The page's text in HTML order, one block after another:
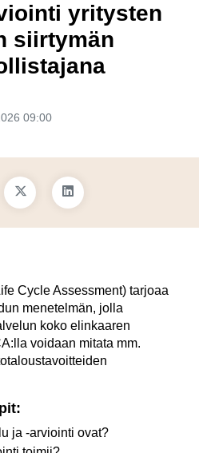
yritysten
siirtymän
09:00
Cycle Assessment) tarjoaa
menetelmän, jolla
koko elinkaaren
voidaan mitata mm.
ja -arviointi ovat?